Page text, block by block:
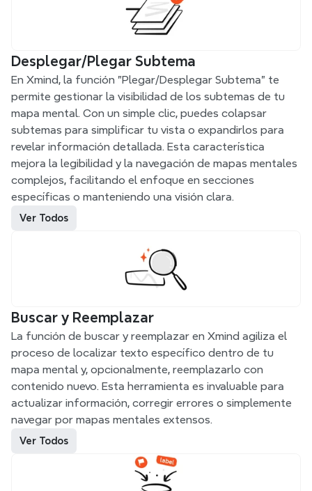
Desplegar/Plegar Subtema
En Xmind, la función "Plegar/Desplegar Subtema" te
permite gestionar la visibilidad de los subtemas de tu
mapa mental. Con un simple clic, puedes colapsar
subtemas para simplificar tu vista o expandirlos para
revelar información detallada. Esta característica
mejora la legibilidad y la navegación de mapas mentales
complejos, facilitando el enfoque en secciones
específicas o manteniendo una visión clara.
Ver Todos
Buscar y Reemplazar
La función de buscar y reemplazar en Xmind agiliza el
proceso de localizar texto específico dentro de tu
mapa mental y, opcionalmente, reemplazarlo con
contenido nuevo. Esta herramienta es invaluable para
actualizar información, corregir errores o simplemente
navegar por mapas mentales extensos.
Ver Todos